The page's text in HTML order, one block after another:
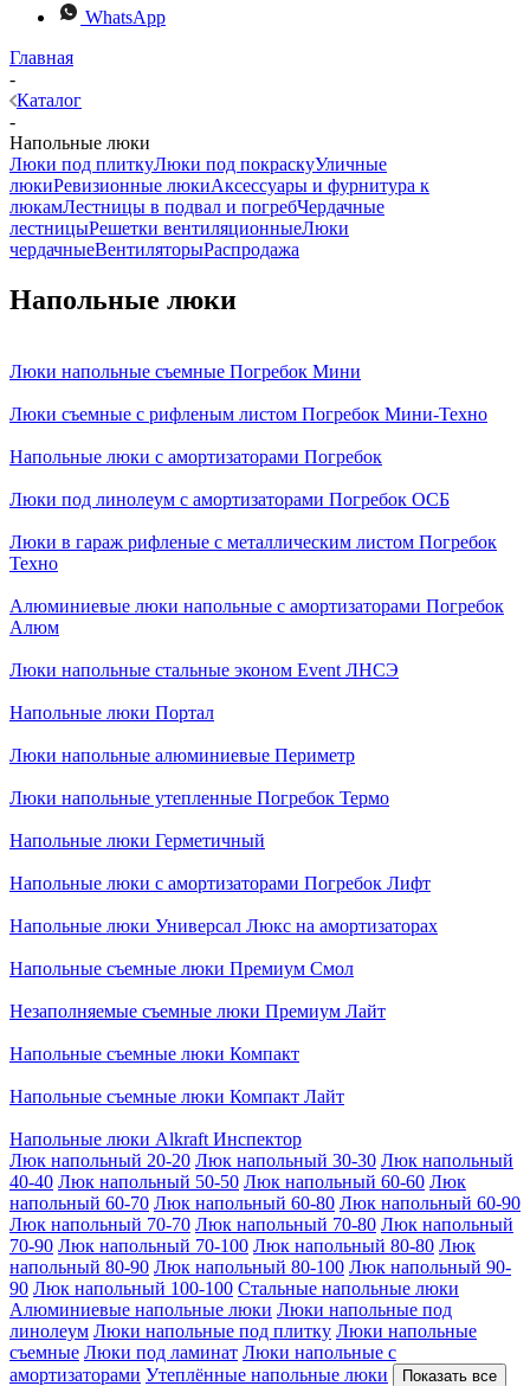
WhatsApp
Главная
-
Каталог
-
Напольные люки
Люки под плиткуЛюки под покраскуУличные
люкиРевизионные люкиАксессуары и фурнитура к
люкамЛестницы в подвал и погребЧердачные
лестницыРешетки вентиляционныеЛюки
чердачныеВентиляторыРаспродажа
Напольные люки
Люки напольные съемные Погребок Мини
Люки съемные с рифленым листом Погребок Мини-Техно
Напольные люки с амортизаторами Погребок
Люки под линолеум с амортизаторами Погребок ОСБ
Люки в гараж рифленые с металлическим листом Погребок
Техно
Алюминиевые люки напольные с амортизаторами Погребок
Алюм
Люки напольные стальные эконом Event ЛНСЭ
Напольные люки Портал
Люки напольные алюминиевые Периметр
Люки напольные утепленные Погребок Термо
Напольные люки Герметичный
Напольные люки с амортизаторами Погребок Лифт
Напольные люки Универсал Люкс на амортизаторах
Напольные съемные люки Премиум Смол
Незаполняемые съемные люки Премиум Лайт
Напольные съемные люки Компакт
Напольные съемные люки Компакт Лайт
Напольные люки Alkraft Инспектор
Люк напольный 20-20 Люк напольный 30-30 Люк напольный
40-40 Люк напольный 50-50 Люк напольный 60-60 Люк
напольный 60-70 Люк напольный 60-80 Люк напольный 60-90
Люк напольный 70-70 Люк напольный 70-80 Люк напольный
70-90 Люк напольный 70-100 Люк напольный 80-80 Люк
напольный 80-90 Люк напольный 80-100 Люк напольный 90-
90 Люк напольный 100-100 Стальные напольные люки
Алюминиевые напольные люки Люки напольные под
линолеум Люки напольные под плитку Люки напольные
съемные Люки под ламинат Люки напольные с
амортизаторами Утеплённые напольные люки Показать все